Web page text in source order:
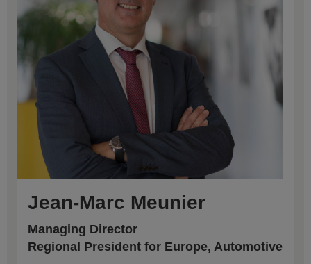
Jean-Marc Meunier
Managing Director
Regional President for Europe, Automotive